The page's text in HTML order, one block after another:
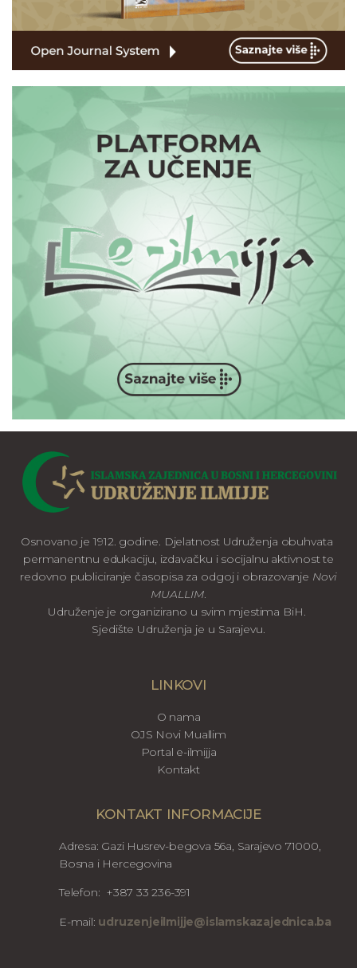
Osnovano je 1912. godine. Djelatnost Udruženja obuhvata
permanentnu edukaciju, izdavačku i socijalnu aktivnost te
redovno publiciranje časopisa za odgoj i obrazovanje Novi
MUALLIM.
Udruženje je organizirano u svim mjestima BiH.
Sjedište Udruženja je u Sarajevu.
LINKOVI
O nama
OJS Novi Muallim
Portal e-ilmijja
Kontakt
KONTAKT INFORMACIJE
Adresa: Gazi Husrev-begova 56a, Sarajevo 71000,
Bosna i Hercegovina
Telefon: +387 33 236-391
E-mail: udruzenjeilmijje@islamskazajednica.ba